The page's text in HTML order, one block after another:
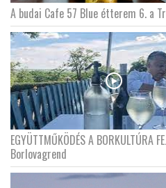
A budai Cafe 57 Blue étterem 6. a
EGYÜTTMŰKÖDÉS A BORKULTÚRA
Borlovagrend